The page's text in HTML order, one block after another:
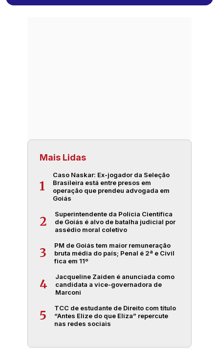
Mais Lidas
1
Caso Naskar: Ex-jogador da Seleção
Brasileira está entre presos em
operação que prendeu advogada em
Goiás
2
Superintendente da Polícia Científica
de Goiás é alvo de batalha judicial por
assédio moral coletivo
3
PM de Goiás tem maior remuneração
bruta média do país; Penal é 2ª e Civil
fica em 11º
4
Jacqueline Zaiden é anunciada como
candidata a vice-governadora de
Marconi
5
TCC de estudante de Direito com título
“Antes Elize do que Eliza” repercute
nas redes sociais